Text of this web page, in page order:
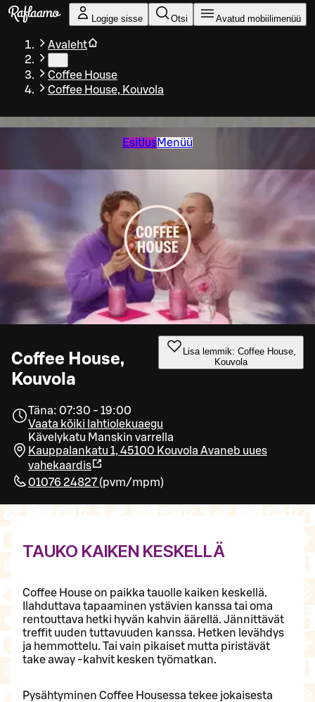
Liigu peamise sisu juurde
Logige sisse Otsi Avatud mobiilimenüü
Avaleht
Coffee House
Coffee House, Kouvola
EsitlusMenüü
Coffee House,
Kouvola
Lisa lemmik: Coffee House,
Kouvola
Täna: 07:30 - 19:00
Vaata kõiki lahtiolekuaegu
Kävelykatu Manskin varrella
Kauppalankatu 1, 45100 Kouvola Avaneb uues
vahekaardis
01076 24827 (pvm/mpm)
TAUKO KAIKEN KESKELLÄ
Coffee House on paikka tauolle kaiken keskellä.
Ilahduttava tapaaminen ystävien kanssa tai oma
rentouttava hetki hyvän kahvin äärellä. Jännittävät
treffit uuden tuttavuuden kanssa. Hetken levähdys
ja hemmottelu. Tai vain pikaiset mutta piristävät
take away -kahvit kesken työmatkan.
Pysähtyminen Coffee Housessa tekee jokaisesta